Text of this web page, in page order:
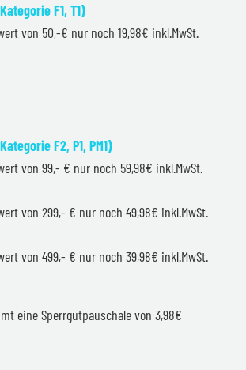
F1, T1)
von 50,-€ nur noch 19,98€ inkl.MwSt.
F2, P1, PM1)
von 99,- € nur noch 59,98€ inkl.MwSt.
von 299,- € nur noch 49,98€ inkl.MwSt.
von 499,- € nur noch 39,98€ inkl.MwSt.
eine Sperrgutpauschale von 3,98€